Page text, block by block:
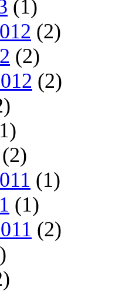
(1)
(2)
(2)
(2)
(2)
(1)
(1)
(2)